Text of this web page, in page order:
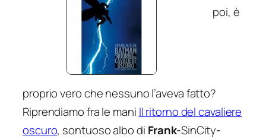
poi, è
proprio vero che nessuno l’aveva fatto?
Riprendiamo fra le mani Il ritorno del cavaliere
oscuro, sontuoso albo di Frank-SinCity-